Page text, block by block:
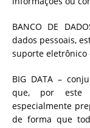
BANCO DE
dados pessoais,
suporte eletrônico
BIG DATA –
que, por este
especialmente
de forma que